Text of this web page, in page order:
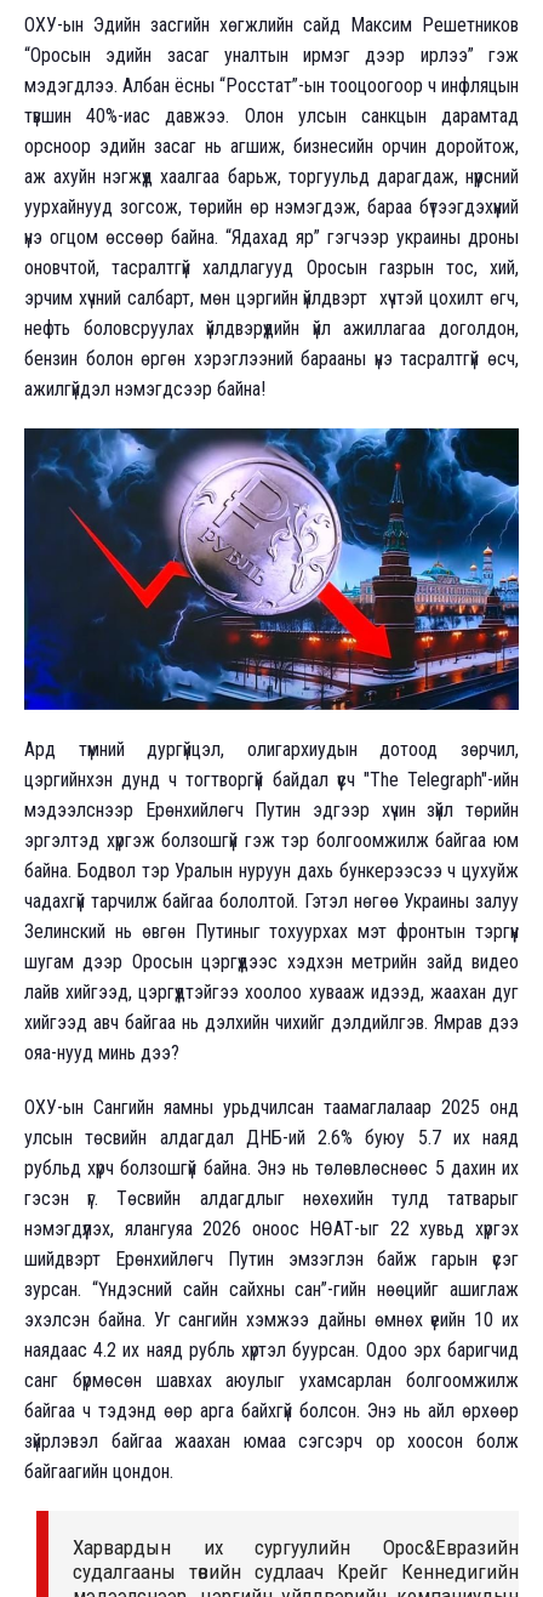
ОХУ-ын Эдийн засгийн хөгжлийн сайд Максим Решетников
“Оросын эдийн засаг уналтын ирмэг дээр ирлээ” гэж
мэдэгдлээ. Албан ёсны “Росстат”-ын тооцоогоор ч инфляцын
түвшин 40%-иас давжээ. Олон улсын санкцын дарамтад
орсноор эдийн засаг нь агшиж, бизнесийн орчин доройтож,
аж ахуйн нэгжүүд хаалгаа барьж, торгуульд дарагдаж, нүүрсний
уурхайнууд зогсож, төрийн өр нэмэгдэж, бараа бүтээгдэхүүний
үнэ огцом өссөөр байна. “Ядахад яр” гэгчээр украины дроны
оновчтой, тасралтгүй халдлагууд Оросын газрын тос, хий,
эрчим хүчний салбарт, мөн цэргийн үйлдвэрт хүчтэй цохилт өгч,
нефть боловсруулах үйлдвэрүүдийн үйл ажиллагаа доголдон,
бензин болон өргөн хэрэглээний барааны үнэ тасралтгүй өсч,
ажилгүйдэл нэмэгдсээр байна!
Ард түмний дургүйцэл, олигархиудын дотоод зөрчил,
цэргийнхэн дунд ч тогтворгүй байдал үүсч "The Telegraph"-ийн
мэдээлснээр Ерөнхийлөгч Путин эдгээр хүчин зүйл төрийн
эргэлтэд хүргэж болзошгүй гэж тэр болгоомжилж байгаа юм
байна. Бодвол тэр Уралын нуруун дахь бункерээсээ ч цухуйж
чадахгүй тарчилж байгаа бололтой. Гэтэл нөгөө Украины залуу
Зелинский нь өвгөн Путиныг тохуурхах мэт фронтын тэргүүн
шугам дээр Оросын цэргүүдээс хэдхэн метрийн зайд видео
лайв хийгээд, цэргүүдтэйгээ хоолоо хувааж идээд, жаахан дуг
хийгээд авч байгаа нь дэлхийн чихийг дэлдийлгэв. Ямрав дээ
ояа-нууд минь дээ?
ОХУ-ын Сангийн яамны урьдчилсан таамаглалаар 2025 онд
улсын төсвийн алдагдал ДНБ-ий 2.6% буюу 5.7 их наяд
рубльд хүрч болзошгүй байна. Энэ нь төлөвлөснөөс 5 дахин их
гэсэн үг. Төсвийн алдагдлыг нөхөхийн тулд татварыг
нэмэгдүүлэх, ялангуяа 2026 оноос НӨАТ-ыг 22 хувьд хүргэх
шийдвэрт Ерөнхийлөгч Путин эмзэглэн байж гарын үсэг
зурсан. “Үндэсний сайн сайхны сан”-гийн нөөцийг ашиглаж
эхэлсэн байна. Уг сангийн хэмжээ дайны өмнөх үеийн 10 их
наядаас 4.2 их наяд рубль хүртэл буурсан. Одоо эрх баригчид
санг бүрмөсөн шавхах аюулыг ухамсарлан болгоомжилж
байгаа ч тэдэнд өөр арга байхгүй болсон. Энэ нь айл өрхөөр
зүйрлэвэл байгаа жаахан юмаа сэгсэрч ор хоосон болж
байгаагийн цондон.
Харвардын их сургуулийн Орос&Евразийн
судалгааны төвийн судлаач Крейг Кеннедигийн